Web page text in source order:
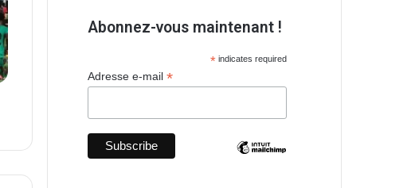
Abonnez-vous maintenant !
*indicates required
Adresse e-mail*